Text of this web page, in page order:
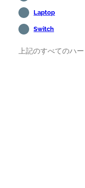
Laptop
Switch
上記のすべてのハ